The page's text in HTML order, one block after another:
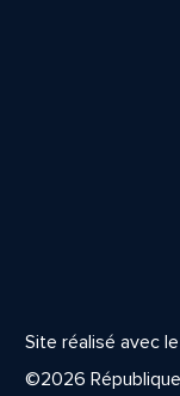
Site réalisé avec
©2026